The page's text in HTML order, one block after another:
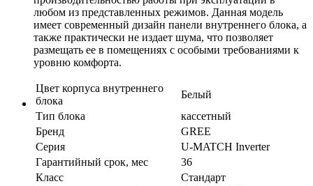
любом из представленных режимов. Данная модель
имеет современный дизайн панели внутреннего блока, а
также практически не издает шума, что позволяет
размещать ее в помещениях с особыми требованиями к
уровню комфорта.
Цвет корпуса внутреннего
блока
Белый
Тип блока
кассетный
Бренд
GREE
Серия
U-MATCH Inverter
Гарантийный срок, мес
36
Класс
Стандарт